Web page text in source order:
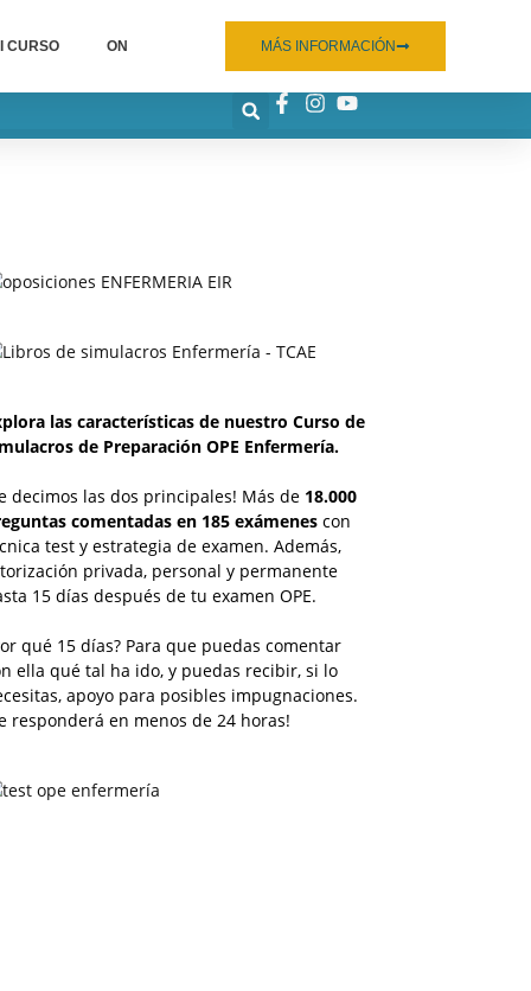
CURSO ON MÁS INFORMACIÓN
las características de nuestro Curso de
de Preparación OPE Enfermería.
decimos las dos principales! Más de 18.000
comentadas en 185 exámenes con
test y estrategia de examen. Además,
privada, personal y permanente
15 días después de tu examen OPE.
qué 15 días? Para que puedas comentar
ella qué tal ha ido, y puedas recibir, si lo
apoyo para posibles impugnaciones.
responderá en menos de 24 horas!